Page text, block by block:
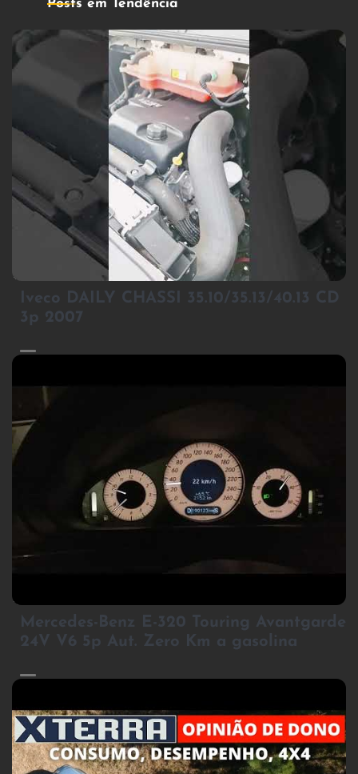
Posts em Tendência
1
Iveco DAILY CHASSI 35.10/35.13/40.13 CD
3p 2007
2
Mercedes-Benz E-320 Touring Avantgarde
24V V6 5p Aut. Zero Km a gasolina